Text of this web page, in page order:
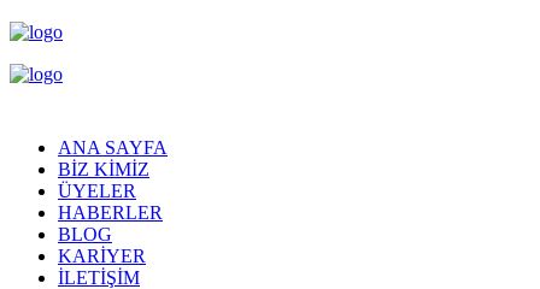
ANA SAYFA
BIZ KIMIZ
ÜYELER
HABERLER
BLOG
KARIYER
İLETIŞIM